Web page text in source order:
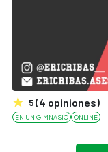
5 (4 opiniones)
EN UN GIMNASIO ONLINE